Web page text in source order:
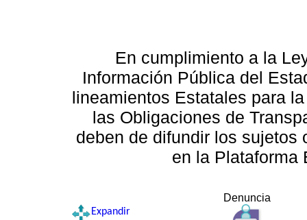
En cumplimiento a la
Información Pública del
lineamientos Estatales para
las Obligaciones de
deben de difundir los sujetos
en la Plataforma
Denuncia
Expandir